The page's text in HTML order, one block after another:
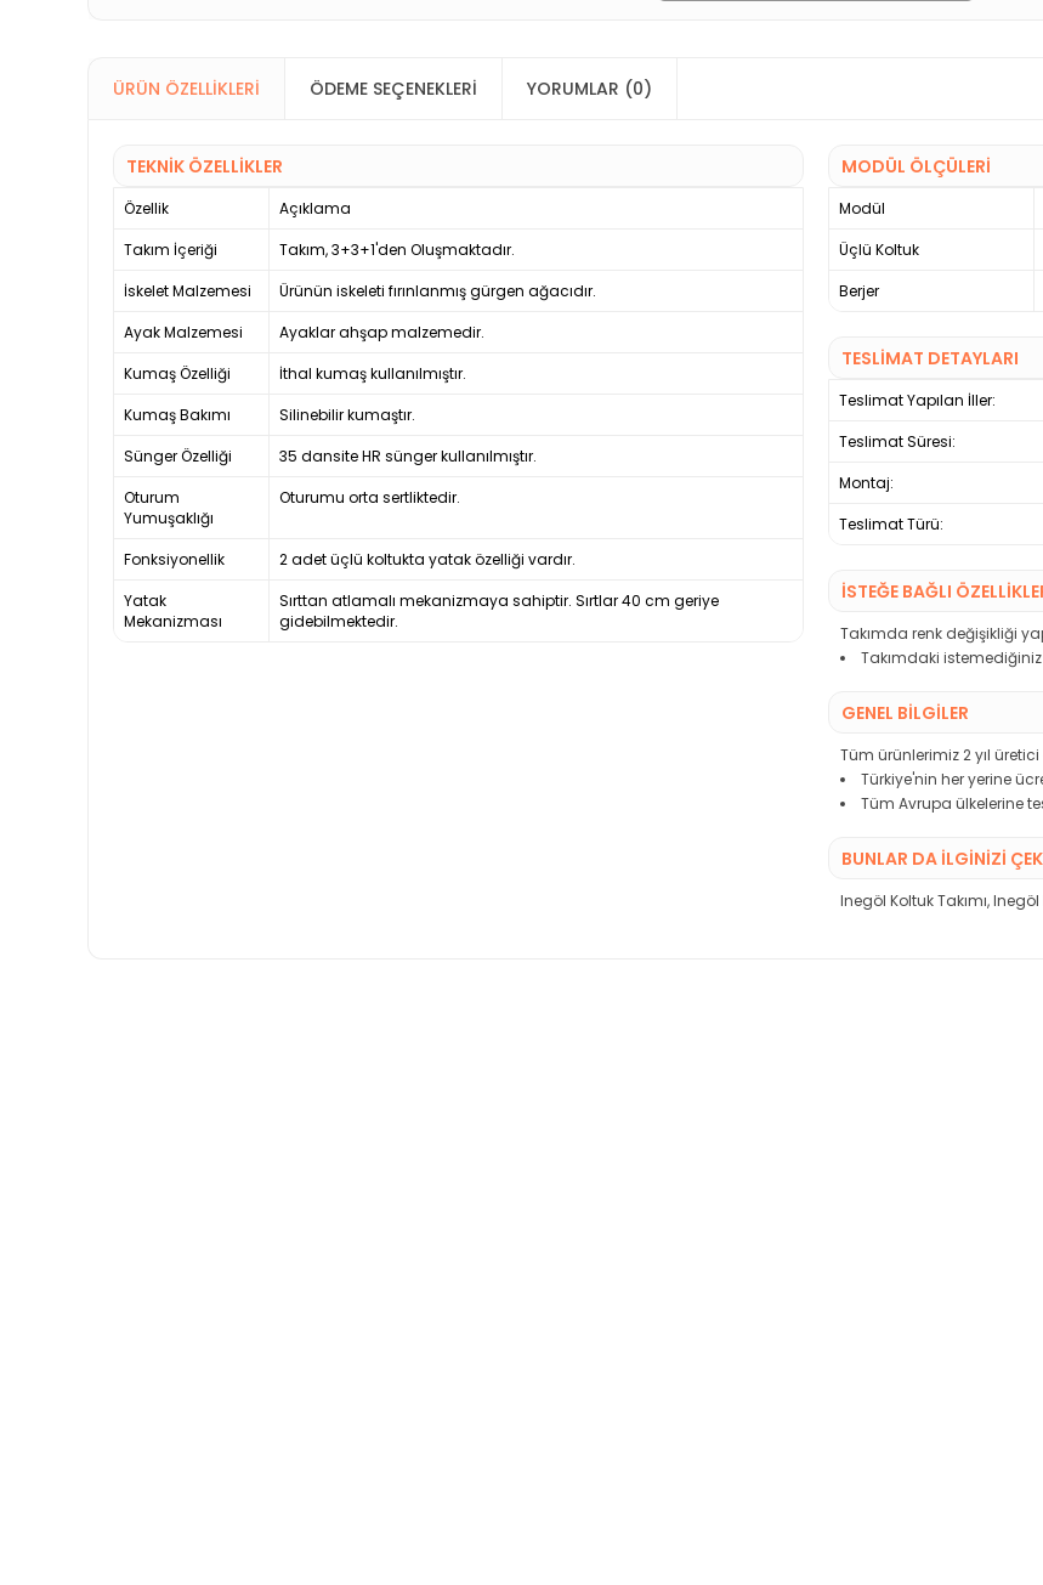
ÜRÜN ÖZELLIKLERI ÖDEME SEÇENEKLERI YORUMLAR (0)
TEKNİK ÖZELLİKLER
Özellik
Açıklama
Takım İçeriği
Takım, 3+3+1'den Oluşmaktadır.
İskelet Malzemesi
Ürünün iskeleti fırınlanmış gürgen ağacıdır.
Ayak Malzemesi
Ayaklar ahşap malzemedir.
Kumaş Özelliği
İthal kumaş kullanılmıştır.
Kumaş Bakımı
Silinebilir kumaştır.
Sünger Özelliği
35 dansite HR sünger kullanılmıştır.
Oturum
Yumuşaklığı
Oturumu orta sertliktedir.
Fonksiyonellik
2 adet üçlü koltukta yatak özelliği vardır.
Yatak
Mekanizması
Sırttan atlamalı mekanizmaya sahiptir. Sırtlar 40 cm geriye
gidebilmektedir.
MODÜL ÖLÇÜLERİ
Modül
Üçlü Koltuk
Berjer
TESLİMAT DETAYLARI
Teslimat Yapılan İller:
Teslimat Süresi:
Montaj:
Teslimat Türü:
İSTEĞE BAĞLI
Takımda renk değişikliği
Takımdaki
GENEL BİLGİLER
Tüm ürünlerimiz 2 yıl
Türkiye'nin her yerine
Tüm Avrupa ülkelerine
BUNLAR DA İLGINIZI
Inegöl Koltuk Takımı,Inegöl